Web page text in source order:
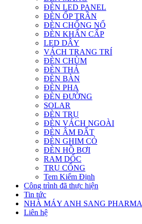
ĐÈN LED PANEL
ĐÈN ỐP TRẦN
ĐÈN CHỐNG NỔ
ĐÈN KHẨN CẤP
LED DÂY
VÁCH TRANG TRÍ
ĐÈN CHÙM
ĐÈN THẢ
ĐÈN BÀN
ĐÈN PHA
ĐÈN ĐƯỜNG
SOLAR
ĐÈN TRỤ
ĐÈN VÁCH NGOÀI
ĐÈN ÂM ĐẤT
ĐÈN GHIM CỎ
ĐÈN HỒ BƠI
RAM DỐC
TRỤ CỔNG
Tem Kiểm Định
Công trình đã thực hiện
Tin tức
NHÀ MÁY ANH SANG PHARMA
Liên hệ